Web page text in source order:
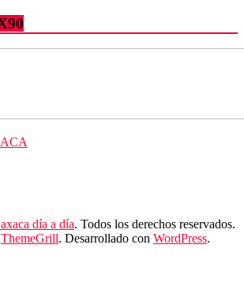
día a día. Todos los derechos reservados.
ThemeGrill. Desarrollado con WordPress.